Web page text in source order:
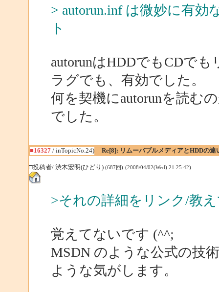
> autorun.inf は微妙に有
ト
autorunはHDDでもCDで
ラグでも、有効でした。
何を契機にautorunを読む
でした。
■16327/ inTopicNo.24) Re[8]: リムーバブルメディアとHDDの違
□投稿者/ 渋木宏明(ひどり) (687回)-(2008/04/02(Wed) 21:25:42)
>それの詳細をリンク/教
覚えてないです (^^;
MSDN のような公式の技
ような気がします。